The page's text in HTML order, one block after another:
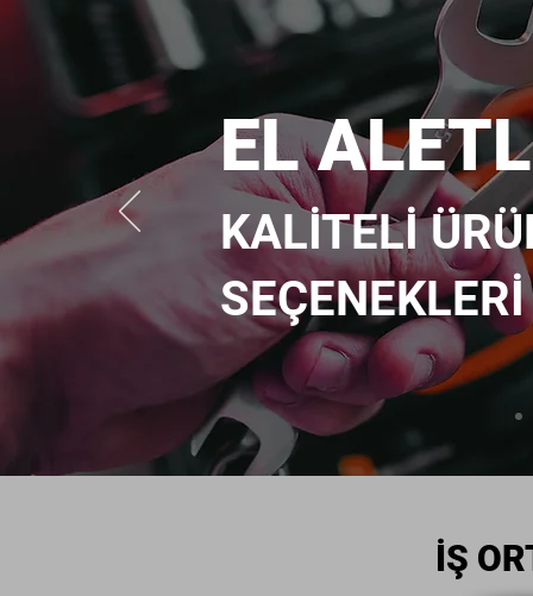
EL ALETL
KALİTELİ Ü
SEÇENEKLERİ
İŞ